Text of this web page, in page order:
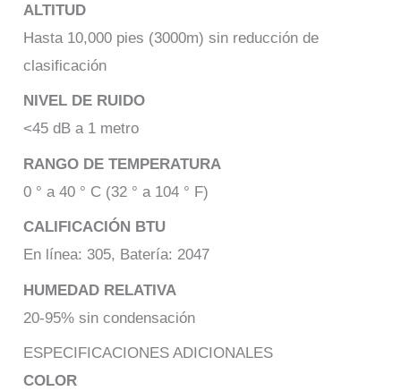
ALTITUD
Hasta 10,000 pies (3000m) sin reducción de
clasificación
NIVEL DE RUIDO
<45 dB a 1 metro
RANGO DE TEMPERATURA
0 ° a 40 ° C (32 ° a 104 ° F)
CALIFICACIÓN BTU
En línea: 305, Batería: 2047
HUMEDAD RELATIVA
20-95% sin condensación
ESPECIFICACIONES ADICIONALES
COLOR